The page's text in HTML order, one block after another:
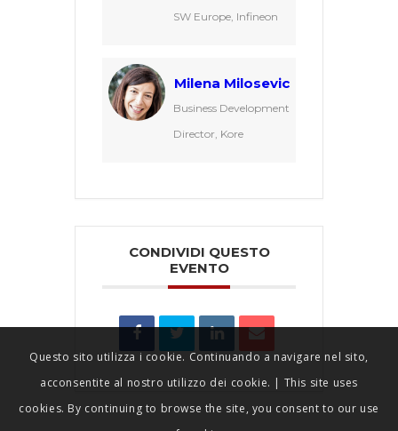
SW Europe, Infineon
Milena Milosevic
Business Development
Director, Kore
CONDIVIDI QUESTO
EVENTO
Questo sito utilizza i cookie. Continuando a navigare nel sito,
acconsentite al nostro utilizzo dei cookie. | This site uses
cookies. By continuing to browse the site, you consent to our use